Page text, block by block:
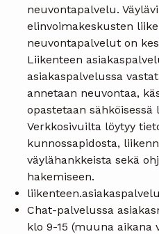
neuvontapalvelu.
elinvoimakeskusten
neuvontapalvelut on
Liikenteen
asiakaspalvelussa
annetaan neuvontaa,
opastetaan sähköisessä
Verkkosivuilta löytyy
kunnossapidosta,
väylähankkeista sekä
hakemiseen.
Chat-palvelussa
klo 9-15 (muuna aikana